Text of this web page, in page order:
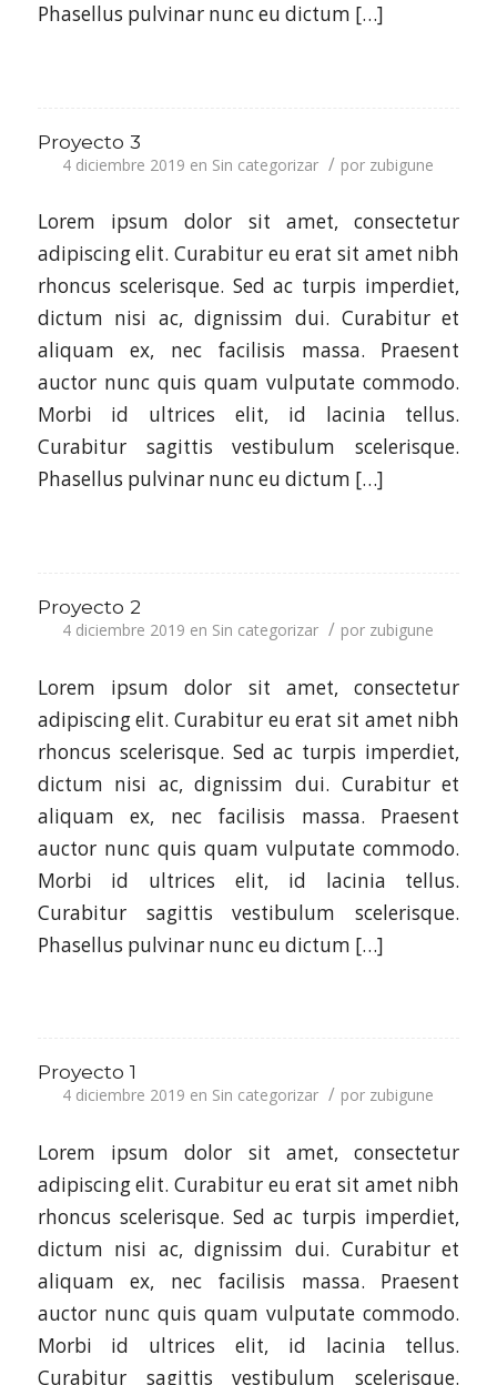
Phasellus pulvinar nunc eu dictum […]
Proyecto 3
4 diciembre 2019 en Sin categorizar / por zubigune
Lorem ipsum dolor sit amet, consectetur
adipiscing elit. Curabitur eu erat sit amet nibh
rhoncus scelerisque. Sed ac turpis imperdiet,
dictum nisi ac, dignissim dui. Curabitur et
aliquam ex, nec facilisis massa. Praesent
auctor nunc quis quam vulputate commodo.
Morbi id ultrices elit, id lacinia tellus.
Curabitur sagittis vestibulum scelerisque.
Phasellus pulvinar nunc eu dictum […]
Proyecto 2
4 diciembre 2019 en Sin categorizar / por zubigune
Lorem ipsum dolor sit amet, consectetur
adipiscing elit. Curabitur eu erat sit amet nibh
rhoncus scelerisque. Sed ac turpis imperdiet,
dictum nisi ac, dignissim dui. Curabitur et
aliquam ex, nec facilisis massa. Praesent
auctor nunc quis quam vulputate commodo.
Morbi id ultrices elit, id lacinia tellus.
Curabitur sagittis vestibulum scelerisque.
Phasellus pulvinar nunc eu dictum […]
Proyecto 1
4 diciembre 2019 en Sin categorizar / por zubigune
Lorem ipsum dolor sit amet, consectetur
adipiscing elit. Curabitur eu erat sit amet nibh
rhoncus scelerisque. Sed ac turpis imperdiet,
dictum nisi ac, dignissim dui. Curabitur et
aliquam ex, nec facilisis massa. Praesent
auctor nunc quis quam vulputate commodo.
Morbi id ultrices elit, id lacinia tellus.
Curabitur sagittis vestibulum scelerisque.